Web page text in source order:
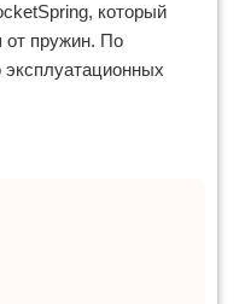
который
от пружин. По
эксплуатационных